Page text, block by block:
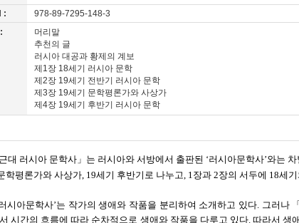
:
978-89-7295-148-3
머리말
추천의 글
러시아 대공과 황제의 계보
제1장 18세기 러시아 문학
제2장 19세기 전반기 러시아 문학
제3장 19세기 문학평론가와 사상가
제4장 19세기 후반기 러시아 문학
대 러시아 문학사」는 러시아와 서방에서 출판된 ‘러시아문학사’와는
학평론가와 사상가, 19세기 후반기로 나누고, 1장과 2장의 서두에 18세
시아문학사’는 작가의 생애와 작품을 분리하여 소개하고 있다. 그러나
시간의 흐름에 따라 순차적으로 생애와 작품을 다루고 있다. 따라서 생